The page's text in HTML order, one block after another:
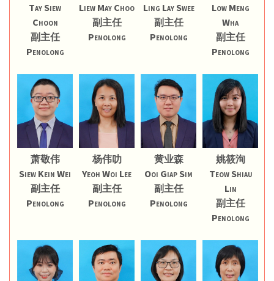
Tay Siew
Choon
副主任
Penolong
Liew May Choo
副主任
Penolong
Ling Lay Swee
副主任
Penolong
Low Meng
Wha
副主任
Penolong
萧敬伟
Siew Kein Wei
副主任
Penolong
杨伟叻
Yeoh Woi Lee
副主任
Penolong
黄业森
Ooi Giap Sim
副主任
Penolong
姚筱洵
Teow Shiau
Lin
副主任
Penolong